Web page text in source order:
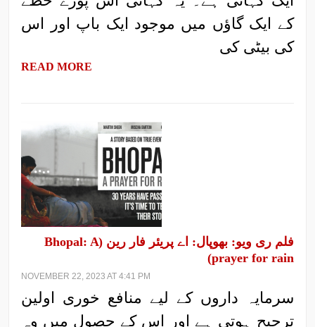
کے ایک گاؤں میں موجود ایک باپ اور اس
کی بیٹی کی
READ MORE
فلم ری ویو: بھوپال: اے پریئر فار رین (Bhopal: A
prayer for rain)
NOVEMBER 22, 2023 AT 4:41 PM
سرمایہ داروں کے لیے منافع خوری اولین
ترجیح ہوتی ہے اور اس کے حصول میں وہ